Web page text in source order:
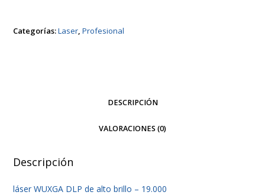
Flexibilidad
Categorías:Laser,Profesional
DESCRIPCIÓN
VALORACIONES (0)
Descripción
láser WUXGA DLP de alto brillo – 19.000